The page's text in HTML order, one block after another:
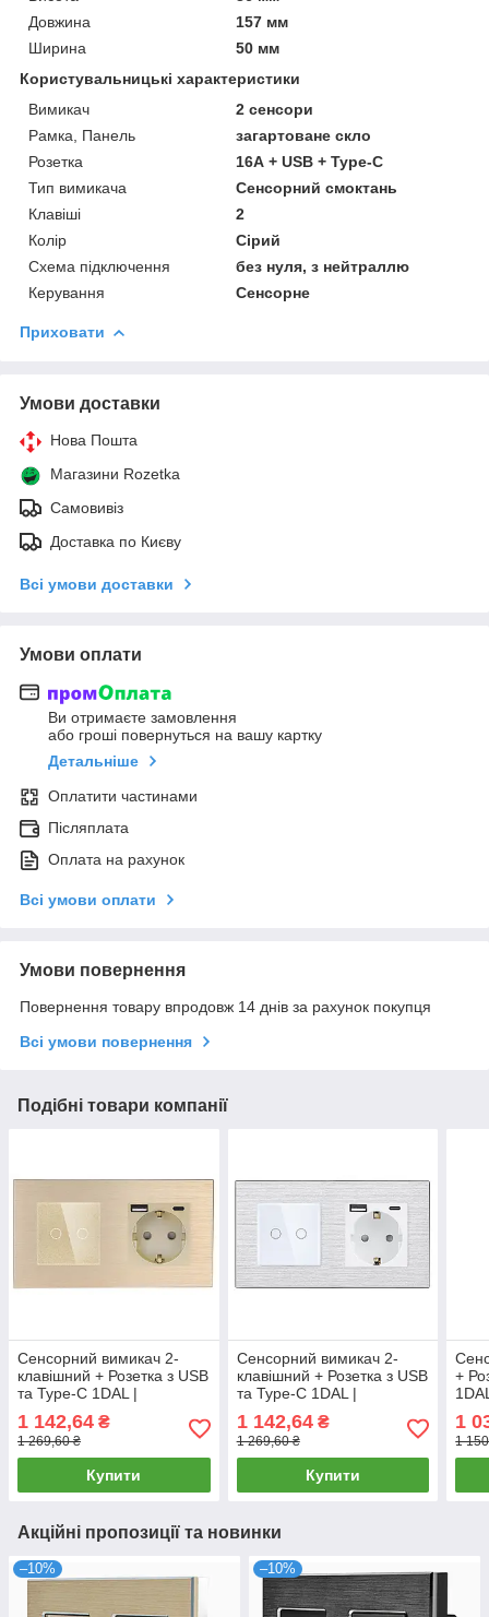
Довжина
157 мм
Ширина
50 мм
Користувальницькі характеристики
Вимикач
2 сенсори
Рамка, Панель
загартоване скло
Розетка
16А + USB + Type-C
Тип вимикача
Сенсорний смоктань
Клавіші
2
Колір
Сірий
Схема підключення
без нуля, з нейтраллю
Керування
Сенсорне
Приховати
Умови доставки
Нова Пошта
Магазини Rozetka
Самовивіз
Доставка по Києву
Всі умови доставки
Умови оплати
Ви отримаєте замовлення
або гроші повернуться на вашу картку
Детальніше
Оплатити частинами
Післяплата
Оплата на рахунок
Всі умови оплати
Умови повернення
Повернення товару впродовж 14 днів за рахунок покупця
Всі умови повернення
Подібні товари компанії
Сенсорний вимикач 2-
клавішний + Розетка з USB
та Type-C 1DAL |
GSW2G-STUTC.GD)
1 142,64 ₴
1 269,60 ₴
Купити
Сенсорний вимикач 2-
клавішний + Розетка з USB
та Type-C 1DAL |
GSW2G-STUTC.WT)
1 142,64₴
1 269,60 ₴
Купити
+
1
1
Акційні пропозиції та новинки
–10% –10%